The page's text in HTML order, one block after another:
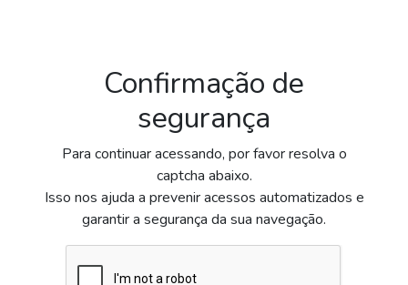
Confirmação de
segurança
Para continuar acessando, por favor resolva o
captcha abaixo.
Isso nos ajuda a prevenir acessos automatizados e
garantir a segurança da sua navegação.